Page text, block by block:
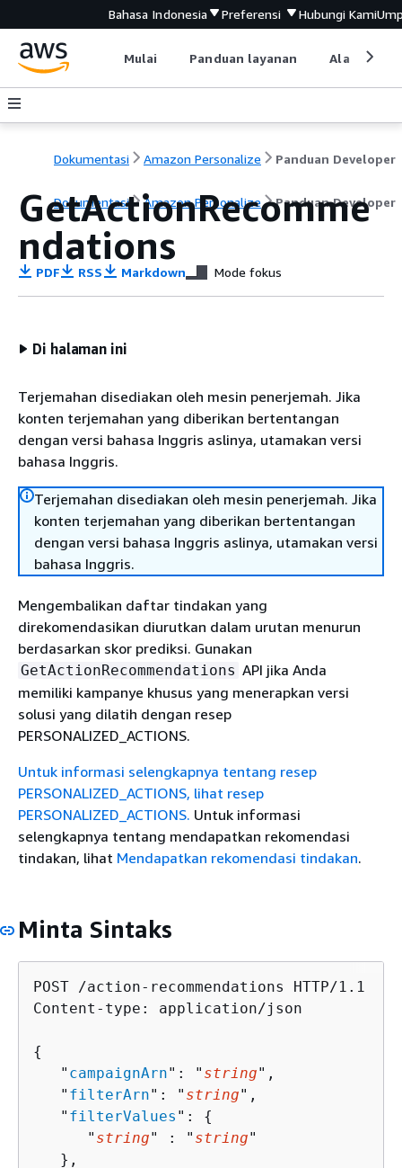
Bahasa Indonesia Preferensi Hubungi Kami
Mulai Panduan layanan Alat
Dokumentasi Amazon Personalize Panduan Developer
Dokumentasi Amazon Personalize Panduan Developer
GetActionRecomme
ndations
PDF RSS Markdown Mode fokus
Di halaman ini
Terjemahan disediakan oleh mesin penerjemah. Jika
konten terjemahan yang diberikan bertentangan
dengan versi bahasa Inggris aslinya, utamakan versi
bahasa Inggris.
Terjemahan disediakan oleh mesin penerjemah. Jika
konten terjemahan yang diberikan bertentangan
dengan versi bahasa Inggris aslinya, utamakan versi
bahasa Inggris.
Mengembalikan daftar tindakan yang
direkomendasikan diurutkan dalam urutan menurun
berdasarkan skor prediksi. Gunakan
GetActionRecommendations API jika Anda
memiliki kampanye khusus yang menerapkan versi
solusi yang dilatih dengan resep
PERSONALIZED_ACTIONS.
Untuk informasi selengkapnya tentang resep
PERSONALIZED_ACTIONS, lihat resep
PERSONALIZED_ACTIONS. Untuk informasi
selengkapnya tentang mendapatkan rekomendasi
tindakan, lihat Mendapatkan rekomendasi tindakan.
Minta Sintaks
POST /action-recommendations HTTP/1.1
Content-type: application/json
{
   "
campaignArn": " string",
   "
filterArn": " string",
   "
filterValues ": {
      "
string" : " string"
   },